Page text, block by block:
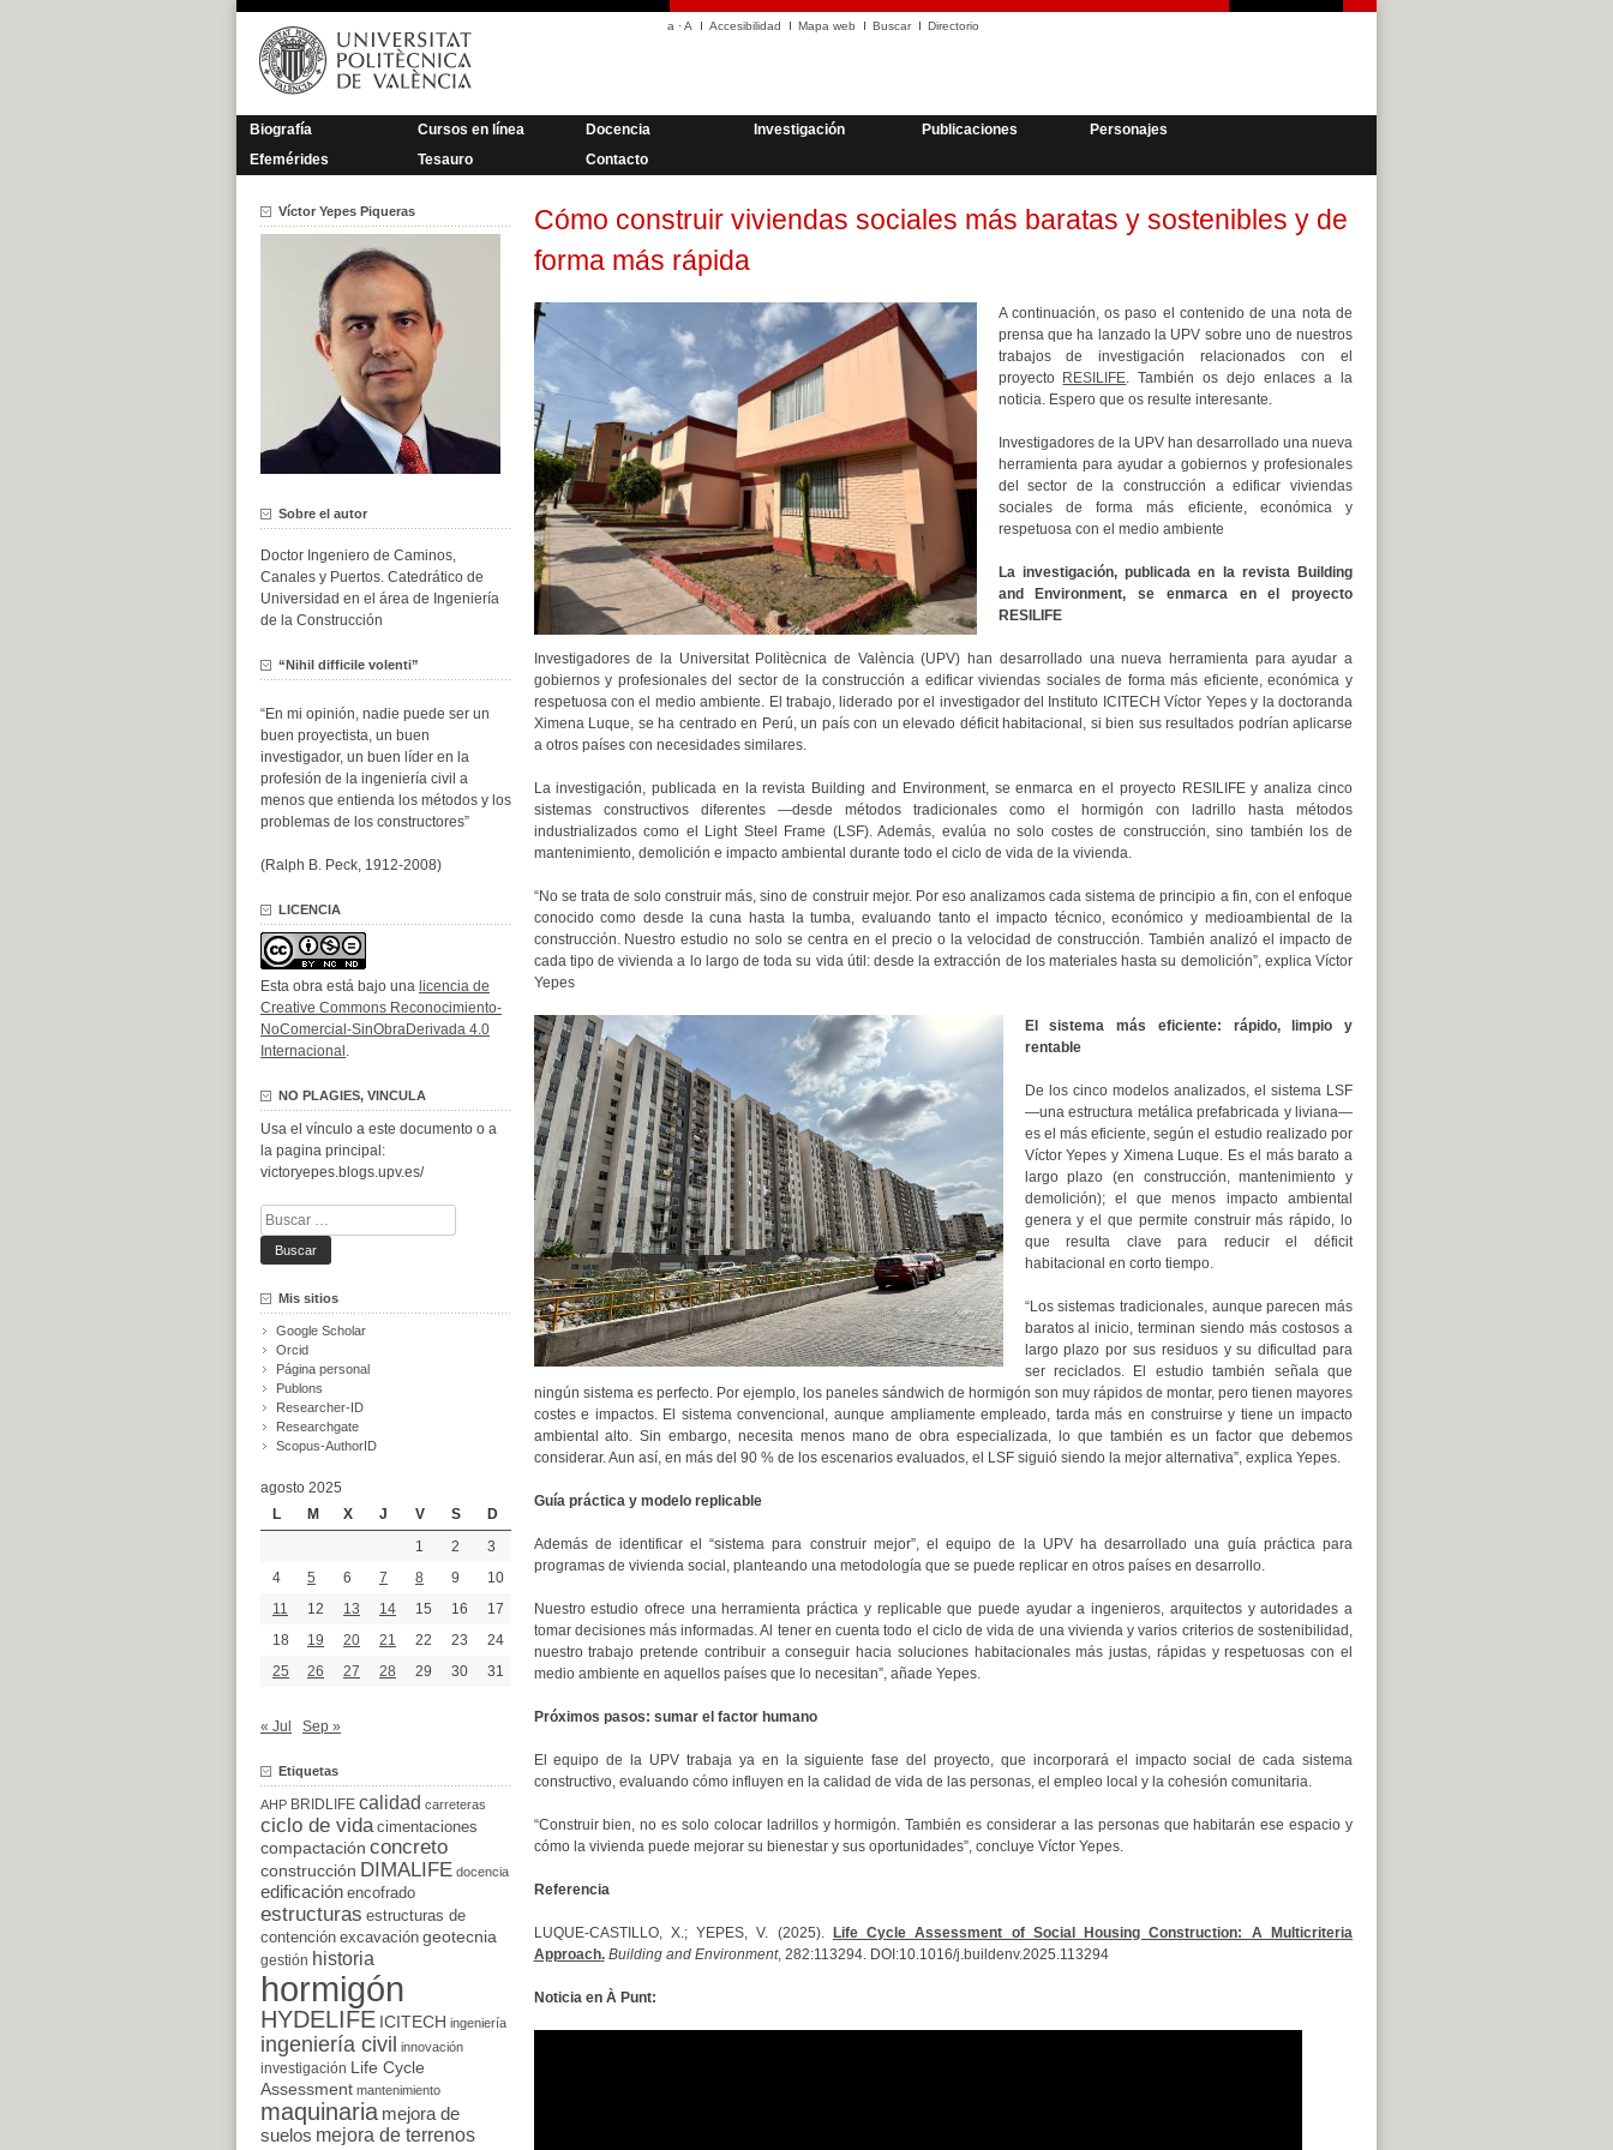
Saltar
contenido
a ·A Accesibilidad Mapa web Buscar Directorio
Biografía Cursos en línea Docencia Investigación Publicaciones
Personajes
Efemérides
Tesauro Contacto
Cómo construir viviendas sociales más baratas y sostenibles y de
forma más rápida
A continuación, os paso el contenido de una nota de
prensa que ha lanzado la UPV sobre uno de nuestros
trabajos de investigación relacionados con el
proyecto RESILIFE. También os dejo enlaces a la
noticia. Espero que os resulte interesante.
Investigadores de la UPV han desarrollado una nueva
herramienta para ayudar a gobiernos y profesionales
del sector de la construcción a edificar viviendas
sociales de forma más eficiente, económica y
respetuosa con el medio ambiente
La investigación, publicada en la revista Building
and Environment, se enmarca en el proyecto
RESILIFE
Investigadores de la Universitat Politècnica de València (UPV) han desarrollado una nueva herramienta para ayudar a
gobiernos y profesionales del sector de la construcción a edificar viviendas sociales de forma más eficiente, económica y
respetuosa con el medio ambiente. El trabajo, liderado por el investigador del Instituto ICITECH Víctor Yepes y la doctoranda
Ximena Luque, se ha centrado en Perú, un país con un elevado déficit habitacional, si bien sus resultados podrían aplicarse
a otros países con necesidades similares.
La investigación, publicada en la revista Building and Environment, se enmarca en el proyecto RESILIFE y analiza cinco
sistemas constructivos diferentes —desde métodos tradicionales como el hormigón con ladrillo hasta métodos
industrializados como el Light Steel Frame (LSF). Además, evalúa no solo costes de construcción, sino también los de
mantenimiento, demolición e impacto ambiental durante todo el ciclo de vida de la vivienda.
“No se trata de solo construir más, sino de construir mejor. Por eso analizamos cada sistema de principio a fin, con el enfoque
conocido como desde la cuna hasta la tumba, evaluando tanto el impacto técnico, económico y medioambiental de la
construcción. Nuestro estudio no solo se centra en el precio o la velocidad de construcción. También analizó el impacto de
cada tipo de vivienda a lo largo de toda su vida útil: desde la extracción de los materiales hasta su demolición”, explica Víctor
Yepes
El sistema más eficiente: rápido, limpio y
rentable
De los cinco modelos analizados, el sistema LSF
—una estructura metálica prefabricada y liviana—
es el más eficiente, según el estudio realizado por
Víctor Yepes y Ximena Luque. Es el más barato a
largo plazo (en construcción, mantenimiento y
demolición); el que menos impacto ambiental
genera y el que permite construir más rápido, lo
que resulta clave para reducir el déficit
habitacional en corto tiempo.
“Los sistemas tradicionales, aunque parecen más
baratos al inicio, terminan siendo más costosos a
largo plazo por sus residuos y su dificultad para
ser reciclados. El estudio también señala que
ningún sistema es perfecto. Por ejemplo, los paneles sándwich de hormigón son muy rápidos de montar, pero tienen mayores
costes e impactos. El sistema convencional, aunque ampliamente empleado, tarda más en construirse y tiene un impacto
ambiental alto. Sin embargo, necesita menos mano de obra especializada, lo que también es un factor que debemos
considerar. Aun así, en más del 90 % de los escenarios evaluados, el LSF siguió siendo la mejor alternativa”, explica Yepes.
Guía práctica y modelo replicable
Además de identificar el “sistema para construir mejor”, el equipo de la UPV ha desarrollado una guía práctica para
programas de vivienda social, planteando una metodología que se puede replicar en otros países en desarrollo.
Nuestro estudio ofrece una herramienta práctica y replicable que puede ayudar a ingenieros, arquitectos y autoridades a
tomar decisiones más informadas. Al tener en cuenta todo el ciclo de vida de una vivienda y varios criterios de sostenibilidad,
nuestro trabajo pretende contribuir a conseguir hacia soluciones habitacionales más justas, rápidas y respetuosas con el
medio ambiente en aquellos países que lo necesitan”, añade Yepes.
Próximos pasos: sumar el factor humano
El equipo de la UPV trabaja ya en la siguiente fase del proyecto, que incorporará el impacto social de cada sistema
constructivo, evaluando cómo influyen en la calidad de vida de las personas, el empleo local y la cohesión comunitaria.
“Construir bien, no es solo colocar ladrillos y hormigón. También es considerar a las personas que habitarán ese espacio y
cómo la vivienda puede mejorar su bienestar y sus oportunidades”, concluye Víctor Yepes.
Referencia
LUQUE-CASTILLO, X.; YEPES, V. (2025).
Life Cycle Assessment of Social Housing Construction: A Multicriteria
Approach. Building and Environment, 282:113294. DOI:10.1016/j.buildenv.2025.113294
Noticia en À Punt:
Víctor Yepes Piqueras
Sobre el autor
Doctor Ingeniero de Caminos,
Canales y Puertos. Catedrático de
Universidad en el área de Ingeniería
de la Construcción
“Nihil difficile volenti”
“En mi opinión, nadie puede ser un
buen proyectista, un buen
investigador, un buen líder en la
profesión de la ingeniería civil a
menos que entienda los métodos y los
problemas de los constructores”
(Ralph B. Peck, 1912-2008)
LICENCIA
Esta obra está bajo una licencia de
Creative Commons Reconocimiento-
NoComercial-SinObraDerivada 4.0
Internacional .
NO PLAGIES, VINCULA
Usa el vínculo a este documento o a
la pagina principal:
victoryepes.blogs.upv.es/
Buscar:
Mis sitios
Google Scholar
Orcid
Página personal
Publons
Researcher-ID
Researchgate
Scopus-AuthorID
agosto 2025
L
M X J V S
D
1
2
3
4
5 6 7 8 9
10
11
12 13 14 15 16
17
18
19 20 21 22 23
24
25
26 27 28 29 30 31
« Jul Sep »
Etiquetas
AHP BRIDLIFE calidad carreteras
ciclo de vida cimentaciones
compactación concreto
construcción DIMALIFE docencia
edificación encofrado
estructuras estructuras de
contención excavación geotecnia
gestión historia
hormigón
HYDELIFE ICITECH ingeniería
ingeniería civil innovación
investigación
Life Cycle
Assessment mantenimiento
maquinaria mejora de
suelos mejora de terrenos